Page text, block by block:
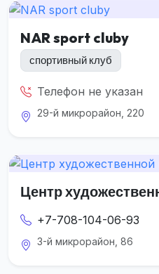
NAR sport cluby
спортивный клуб
Телефон не указан
29-й микрорайон, 220
Центр
+7-708-104-06-93
3-й микрорайон, 86